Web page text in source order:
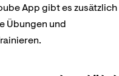
App gibt es zusätzlich
Übungen und